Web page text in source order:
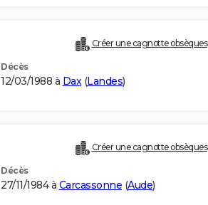
Créer une cagnotte obsèques
Décès
12/03/1988 à Dax(Landes)
Créer une cagnotte obsèques
Décès
27/11/1984 à Carcassonne (Aude)